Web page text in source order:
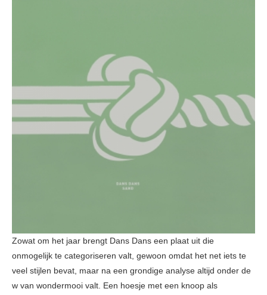
Zowat om het jaar brengt Dans Dans een plaat uit die
onmogelijk te categoriseren valt, gewoon omdat het net iets te
veel stijlen bevat, maar na een grondige analyse altijd onder de
w van wondermooi valt. Een hoesje met een knoop als